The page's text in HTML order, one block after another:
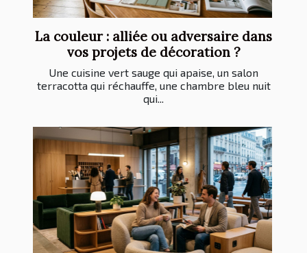
La couleur : alliée ou adversaire dans
vos projets de décoration ?
Une cuisine vert sauge qui apaise, un salon
terracotta qui réchauffe, une chambre bleu nuit
qui...